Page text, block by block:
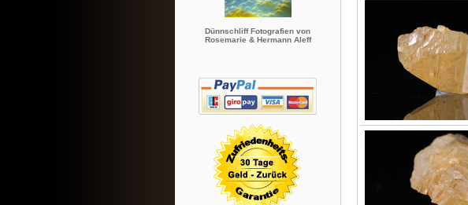
Dünnschliff Fotografien von
Rosemarie & Hermann Aleff